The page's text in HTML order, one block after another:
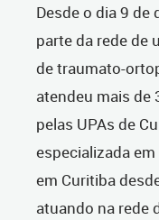
Desde o dia 9 de
parte da rede de
de traumato-
atendeu mais de
pelas UPAs de
especializada
em Curitiba
atuando na rede